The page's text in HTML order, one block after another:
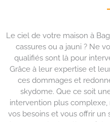
Le ciel de votre maison à
cassures ou a jauni ? Ne
qualifiés sont là pour
Grâce à leur expertise et
ces dommages et
skydome. Que ce soit
intervention plus complexe,
vos besoins et vous offrir un